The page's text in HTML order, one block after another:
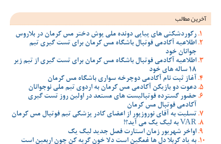
آخرین مطالب
رکوردشکنی های پیاپی دونده ملی پوش دختر مس کرمان در بلاروس
اطلاعیه آکادمی فوتبال باشگاه مس کرمان برای تست گیری تیم
جوانان خود
اطلاعیه آکادمی فوتبال باشگاه مس کرمان برای تست گیری از تیم زیر
18 ساله های خود
آغاز ثبت نام آکادمی دوچرخه سواری باشگاه مس کرمان
دعوت دو بازیکن آکادمی مس کرمان به اردوی تیم ملی نوجوانان
حضور گسترده فوتبالیست های مستعد در اولین روز تست گیری
آکادمی فوتبال مس کرمان
تسلیت به آقای نوروزپور از اعضای کادر پزشکی تیم فوتبال مس کرمان
VAR به لیگ یک می آید؟!
اواخر شهریور زمان استارت فصل جدید لیگ یک
به یاد کربلا دل ها غمگین است دلا خون گریه کن چون اربعین است